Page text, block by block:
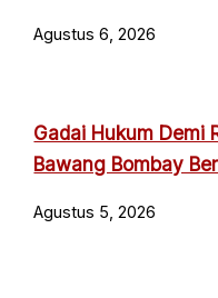
Agustus 6, 2026
Gadai Hukum Demi
Bawang Bombay
Agustus 5, 2026